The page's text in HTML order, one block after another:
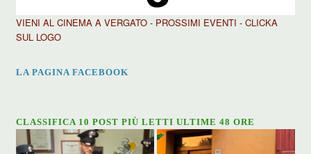
VIENI AL CINEMA A VERGATO - PROSSIMI EVENTI - CLICKA
SUL LOGO
LA PAGINA FACEBOOK
CLASSIFICA 10 POST PIÙ LETTI ULTIME 48 ORE